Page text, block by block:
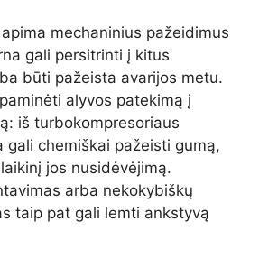
mechaninius pažeidimus
gali persitrinti į kitus
būti pažeista avarijos metu.
alyvos patekimą į
iš turbokompresoriaus
gali chemiškai pažeisti gumą,
jos nusidėvėjimą.
arba nekokybiškų
taip pat gali lemti ankstyvą